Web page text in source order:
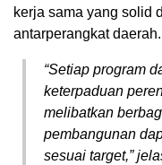
kerja sama yang solid
antarperangkat daerah.
“Setiap program
keterpaduan
melibatkan
pembangunan
sesuai target,”